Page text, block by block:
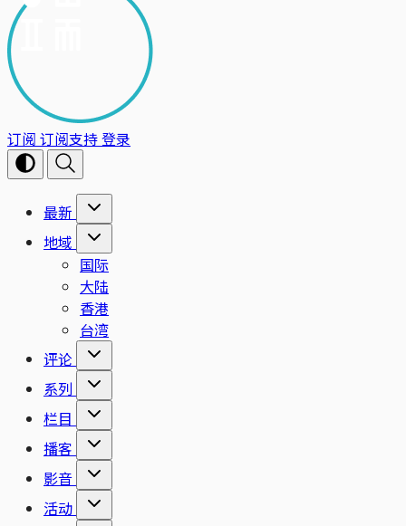
订阅 订阅支持登录
最新
地域
国际
大陆
香港
台湾
评论
系列
栏目
播客
影音
活动